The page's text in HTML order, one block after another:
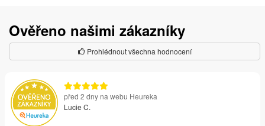
Ověřeno našimi zákazníky
Prohlédnout všechna hodnocení
před 2 dny na webu Heureka
Lucie C.